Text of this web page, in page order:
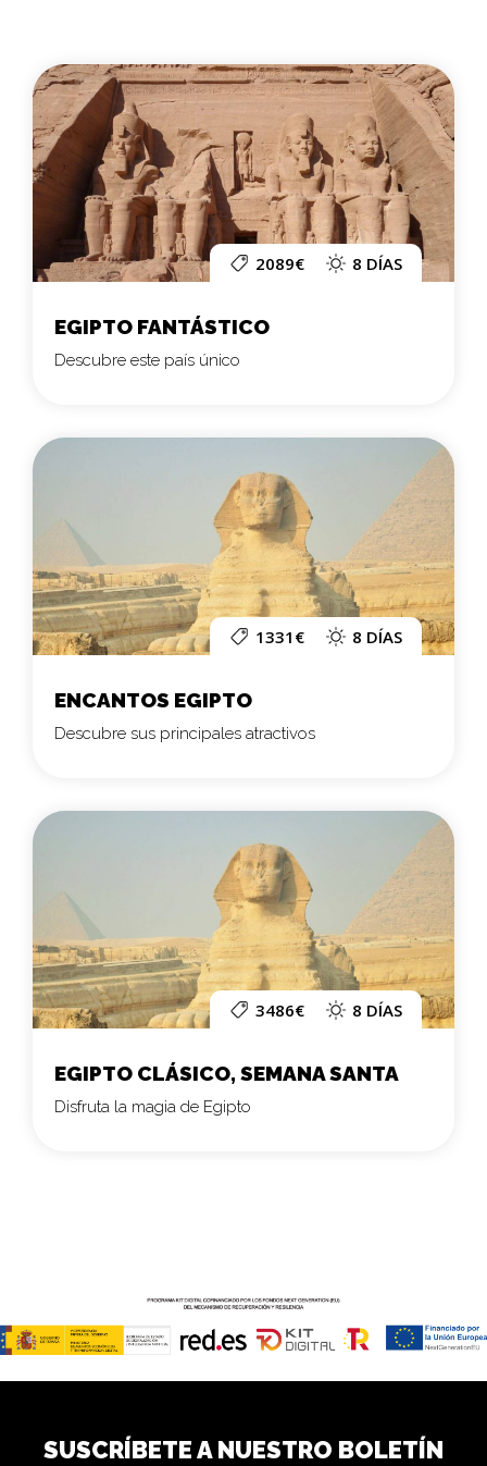
2089€ 8 DÍAS
EGIPTO FANTÁSTICO
Descubre este país único
1331€ 8 DÍAS
ENCANTOS EGIPTO
Descubre sus principales atractivos
3486€ 8 DÍAS
EGIPTO CLÁSICO, SEMANA SANTA
Disfruta la magia de Egipto
SUSCRÍBETE A NUESTRO BOLETÍN